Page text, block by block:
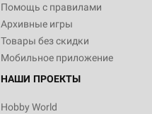
Помощь с правилами
Архивные игры
Товары без скидки
Мобильное приложение
НАШИ ПРОЕКТЫ
Hobby World